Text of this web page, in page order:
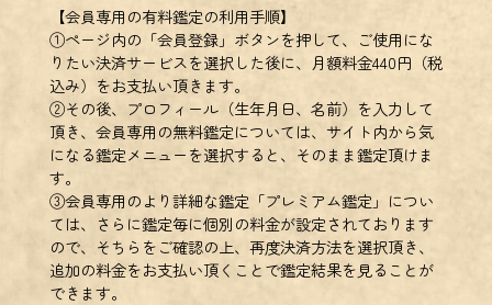
【会員専用の有料鑑定の利用手順】
①ページ内の「会員登録」ボタンを押して、ご使用にな
りたい決済サービスを選択した後に、月額料金440円（税
込み）をお支払い頂きます。
②その後、プロフィール（生年月日、名前）を入力して
頂き、会員専用の無料鑑定については、サイト内から気
になる鑑定メニューを選択すると、そのまま鑑定頂けま
す。
③会員専用のより詳細な鑑定「プレミアム鑑定」につい
ては、さらに鑑定毎に個別の料金が設定されております
ので、そちらをご確認の上、再度決済方法を選択頂き、
追加の料金をお支払い頂くことで鑑定結果を見ることが
できます。